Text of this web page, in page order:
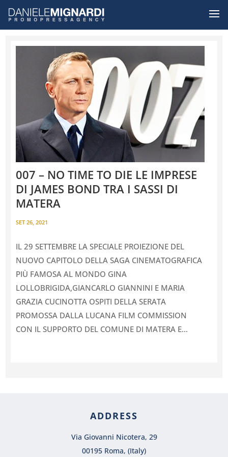
007 – NO TIME TO DIE LE IMPRESE
DI JAMES BOND TRA I SASSI DI
MATERA
SET 26, 2021
IL 29 SETTEMBRE LA SPECIALE PROIEZIONE DEL
NUOVO CAPITOLO DELLA SAGA CINEMATOGRAFICA
PIÙ FAMOSA AL MONDO GINA
LOLLOBRIGIDA,GIANCARLO GIANNINI E MARIA
GRAZIA CUCINOTTA OSPITI DELLA SERATA
PROMOSSA DALLA LUCANA FILM COMMISSION
CON IL SUPPORTO DEL COMUNE DI MATERA E...
ADDRESS
Via Giovanni Nicotera, 29
00195 Roma, (Italy)